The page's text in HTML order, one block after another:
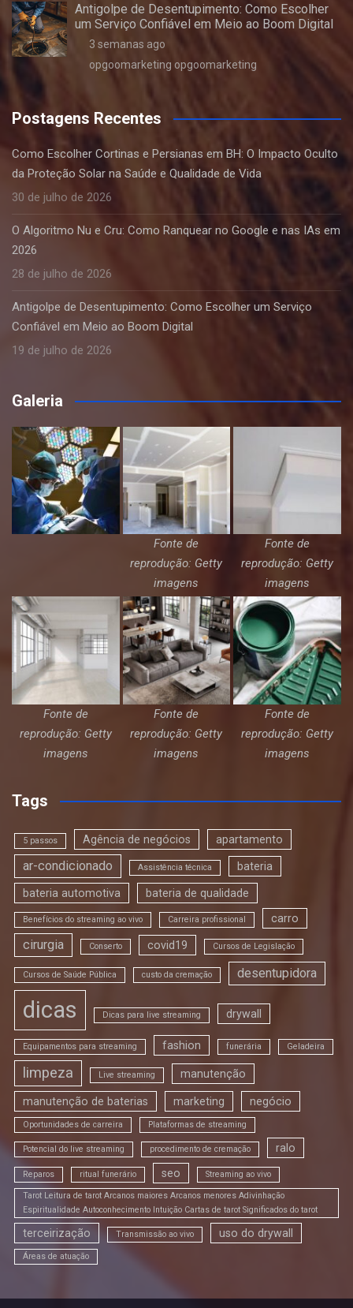
Antigolpe de Desentupimento: Como Escolher
um Serviço Confiável em Meio ao Boom Digital
3 semanas ago
opgoomarketing opgoomarketing
Postagens Recentes
Como Escolher Cortinas e Persianas em BH: O Impacto Oculto
da Proteção Solar na Saúde e Qualidade de Vida
30 de julho de 2026
O Algoritmo Nu e Cru: Como Ranquear no Google e nas IAs em
2026
28 de julho de 2026
Antigolpe de Desentupimento: Como Escolher um Serviço
Confiável em Meio ao Boom Digital
19 de julho de 2026
Galeria
Fonte de
reprodução: Getty
imagens
Fonte de
reprodução: Getty
imagens
Fonte de
reprodução: Getty
imagens
Fonte de
reprodução: Getty
imagens
Fonte de
reprodução: Getty
imagens
Tags
5 passos Agência de negócios apartamento
ar-condicionado Assistência técnica bateria
bateria automotiva bateria de qualidade
Benefícios do streaming ao vivo Carreira profissional carro
cirurgia Conserto covid19 Cursos de Legislação
Cursos de Saúde Pública custo da cremação desentupidora
dicas Dicas para live streaming drywall
Equipamentos para streaming fashion funerária Geladeira
limpeza Live streaming manutenção
manutenção de baterias marketing negócio
Oportunidades de carreira Plataformas de streaming
Potencial do live streaming procedimento de cremação ralo
Reparos ritual funerário seo Streaming ao vivo
Tarot Leitura de tarot Arcanos maiores Arcanos menores Adivinhação
Espiritualidade Autoconhecimento Intuição Cartas de tarot Significados do tarot
terceirização Transmissão ao vivo uso do drywall
Áreas de atuação